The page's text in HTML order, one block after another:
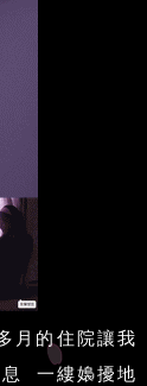
月的住院讓我
一縷嬝擾地